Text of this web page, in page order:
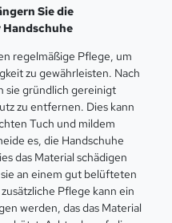
Sie die
Handschuhe
regelmäßige Pflege, um
zu gewährleisten. Nach
sie gründlich gereinigt
zu entfernen. Dies kann
Tuch und mildem
es, die Handschuhe
das Material schädigen
an einem gut belüfteten
Pflege kann ein
werden, das das Material